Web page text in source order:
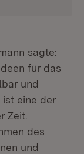
sagte:
für das
und
eine der
Zeit.
des
und